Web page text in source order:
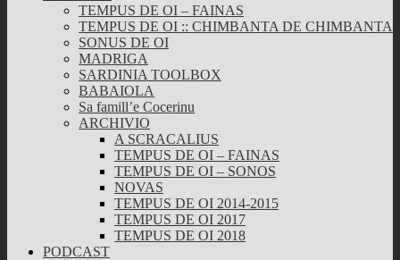
TEMPUS DE OI – FAINAS
TEMPUS DE OI :: CHIMBANTA DE CHIMBANTA
SONUS DE OI
MADRIGA
SARDINIA TOOLBOX
BABAIOLA
Sa famill’e Cocerinu
ARCHIVIO
A SCRACALIUS
TEMPUS DE OI – FAINAS
TEMPUS DE OI – SONOS
NOVAS
TEMPUS DE OI 2014-2015
TEMPUS DE OI 2017
TEMPUS DE OI 2018
PODCAST